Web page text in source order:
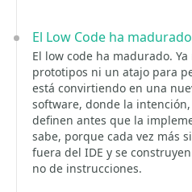
El Low Code ha
El low code ha madurado.
prototipos ni un atajo para
está convirtiendo en una
software, donde la
definen antes que la
sabe, porque cada vez más
fuera del IDE y se
no de instrucciones.